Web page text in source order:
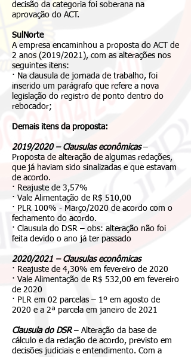
decisão da categoria foi soberana na
aprovação do ACT.
SulNorte
A empresa encaminhou a proposta do ACT de
2 anos (2019/2021), com as alterações nos
seguintes itens:
· Na clausula de jornada de trabalho, foi
inserido um parágrafo que refere a nova
legislação do registro de ponto dentro do
rebocador;
Demais itens da proposta:
2019/2020 – Clausulas econômicas–
Proposta de alteração de algumas redações,
que já haviam sido sinalizadas e que estavam
de acordo.
· Reajuste de 3,57%
· Vale Alimentação de R$ 510,00
· PLR 100% - Março/2020 de acordo com o
fechamento do acordo.
· Clausula do DSR – obs: alteração não foi
feita devido o ano já ter passado
2020/2021 – Clausulas econômicas
· Reajuste de 4,30% em fevereiro de 2020
· Vale Alimentação de R$ 532,00 em fevereiro
de 2020
· PLR em 02 parcelas – 1º em agosto de
2020 e a 2ª parcela em janeiro de 2021
Clausula do DSR– Alteração da base de
cálculo e da redação de acordo, previsto em
decisões judiciais e entendimento. Com a